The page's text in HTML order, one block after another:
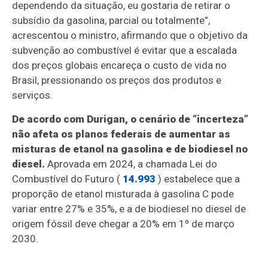
dependendo da situação, eu gostaria de retirar o
subsídio da gasolina, parcial ou totalmente”,
acrescentou o ministro, afirmando que o objetivo da
subvenção ao combustível é evitar que a escalada
dos preços globais encareça o custo de vida no
Brasil, pressionando os preços dos produtos e
serviços.
De acordo com Durigan, o cenário de “incerteza”
não afeta os planos federais de aumentar as
misturas de etanol na gasolina e de biodiesel no
diesel. Aprovada em 2024, a chamada Lei do
Combustível do Futuro ( 14.993 ) estabelece que a
proporção de etanol misturada à gasolina C pode
variar entre 27% e 35%, e a de biodiesel no diesel de
origem fóssil deve chegar a 20% em 1º de março
2030.